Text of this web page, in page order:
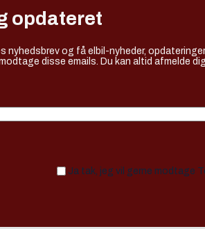
opdateret
nyhedsbrev og få elbil-nyheder,
disse emails. Du kan altid afmelde
Ja tak, jeg vil gerne modtage